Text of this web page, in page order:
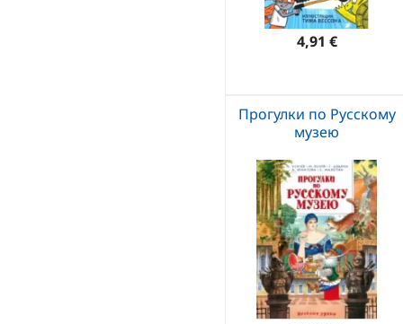
4,91 €
Прогулки по Русскому
музею